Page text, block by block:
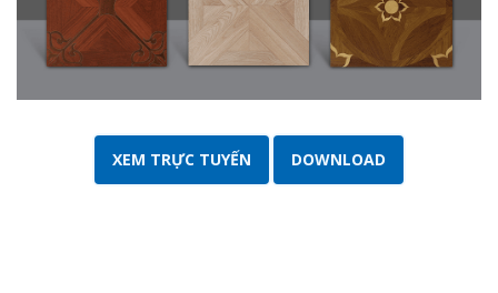
XEM TRỰC TUYẾN DOWNLOAD